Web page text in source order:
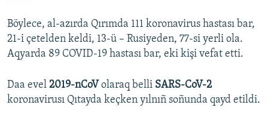
Böylece, al-azırda Qırımda 111 koronavirus hastası bar,
21-i çetelden keldi, 13-ü – Rusiyeden, 77-si yerli ola.
Aqyarda 89 COVID-19 hastası bar, eki kişi vefat etti.
Daa evel 2019-nCoV olaraq belli SARS-CoV-2
koronavirusı Qıtayda keçken yılnıñ soñunda qayd etildi.